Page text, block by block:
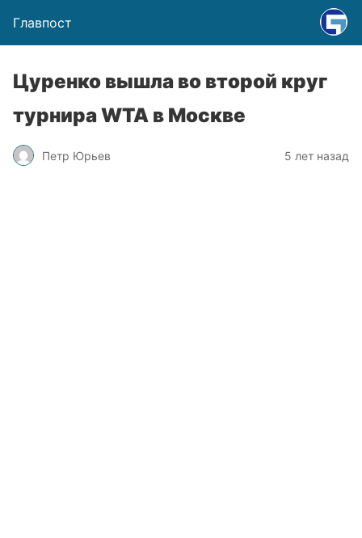
Главпост
Цуренко вышла во второй круг
турнира WTA в Москве
Петр Юрьев 5 лет назад